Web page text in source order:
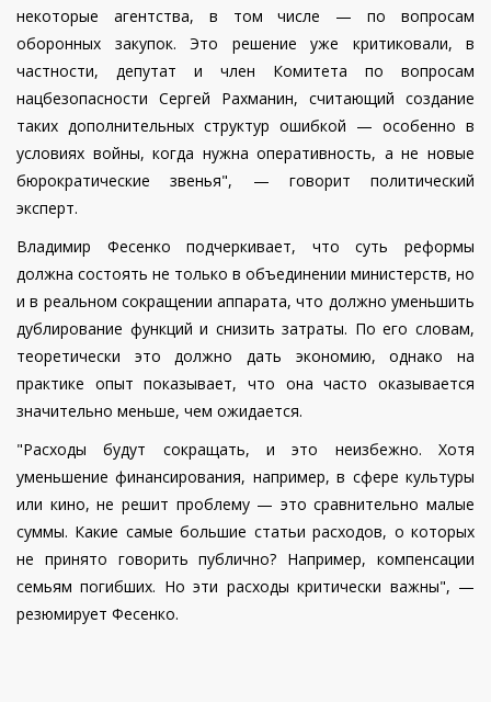
некоторые агентства, в том числе — по вопросам
оборонных закупок. Это решение уже критиковали, в
частности, депутат и член Комитета по вопросам
нацбезопасности Сергей Рахманин, считающий создание
таких дополнительных структур ошибкой — особенно в
условиях войны, когда нужна оперативность, а не новые
бюрократические звенья", — говорит политический
эксперт.
Владимир Фесенко подчеркивает, что суть реформы
должна состоять не только в объединении министерств, но
и в реальном сокращении аппарата, что должно уменьшить
дублирование функций и снизить затраты. По его словам,
теоретически это должно дать экономию, однако на
практике опыт показывает, что она часто оказывается
значительно меньше, чем ожидается.
"Расходы будут сокращать, и это неизбежно. Хотя
уменьшение финансирования, например, в сфере культуры
или кино, не решит проблему — это сравнительно малые
суммы. Какие самые большие статьи расходов, о которых
не принято говорить публично? Например, компенсации
семьям погибших. Но эти расходы критически важны", —
резюмирует Фесенко.